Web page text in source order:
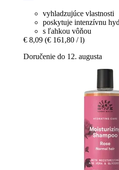
vyhladzujúce vlastnosti
poskytuje intenzívnu
s ľahkou vôňou
€ 8,09 (€ 161,80 / l)
Doručenie do 12. augusta